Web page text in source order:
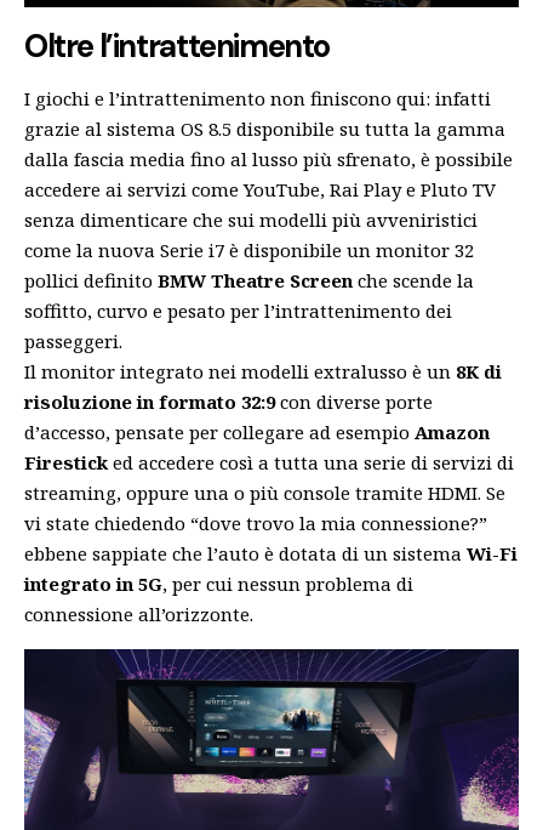
Oltre l’intrattenimento
I giochi e l’intrattenimento non finiscono qui: infatti
grazie al sistema OS 8.5 disponibile su tutta la gamma
dalla fascia media fino al lusso più sfrenato, è possibile
accedere ai servizi come YouTube, Rai Play e Pluto TV
senza dimenticare che sui modelli più avveniristici
come la nuova Serie i7 è disponibile un monitor 32
pollici definito BMW Theatre Screen che scende la
soffitto, curvo e pesato per l’intrattenimento dei
passeggeri.
Il monitor integrato nei modelli extralusso è un 8K di
risoluzione in formato 32:9con diverse porte
d’accesso, pensate per collegare ad esempio Amazon
Firesticked accedere così a tutta una serie di servizi di
streaming, oppure una o più console tramite HDMI. Se
vi state chiedendo “dove trovo la mia connessione?”
ebbene sappiate che l’auto è dotata di un sistema Wi-Fi
integrato in 5G, per cui nessun problema di
connessione all’orizzonte.